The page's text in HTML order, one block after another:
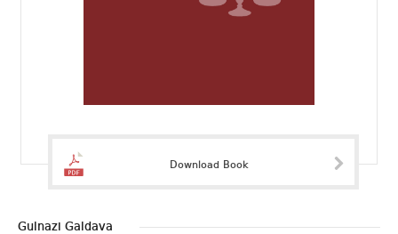
Download Book
Gulnazi Galdava